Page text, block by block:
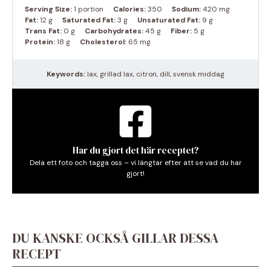
Serving Size:1 portion Calories:350 Sodium:420 mg
Fat:12 g Saturated Fat:3 g Unsaturated Fat: 9 g
Trans Fat: 0 g Carbohydrates:45 g Fiber: 5 g
Protein:18 g Cholesterol: 65 mg
Keywords: lax, grillad lax, citron, dill, svensk middag
Har du gjort det här receptet?
Dela ett foto och tagga oss – vi längtar efter att se vad du har
gjort!
DU KANSKE OCKSÅ GILLAR DESSA
RECEPT